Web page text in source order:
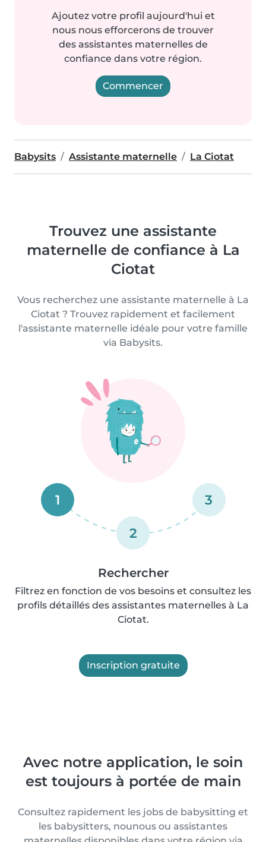
Ajoutez votre profil aujourd'hui et
nous nous efforcerons de trouver
des assistantes maternelles de
confiance dans votre région.
Commencer
Babysits Assistante maternelle La Ciotat
Trouvez une assistante
maternelle de confiance à La
Ciotat
Vous recherchez une assistante maternelle à La
Ciotat ? Trouvez rapidement et facilement
l'assistante maternelle idéale pour votre famille
via Babysits.
1
2
3
Rechercher
Filtrez en fonction de vos besoins et consultez les
profils détaillés des assistantes maternelles à La
Ciotat.
Inscription gratuite
Avec notre application, le soin
est toujours à portée de main
Consultez rapidement les jobs de babysitting et
les babysitters, nounous ou assistantes